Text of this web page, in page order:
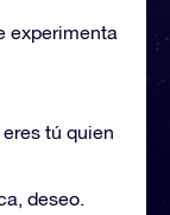
experimenta
tú quien
deseo.